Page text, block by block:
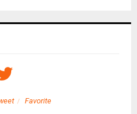
Favorite